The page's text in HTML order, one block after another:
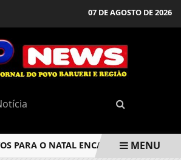
07 DE AGOSTO DE 2026
PARA O NATAL ENCANTADO 2025
MENU